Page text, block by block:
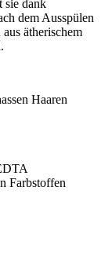
sie dank
dem Ausspülen
ätherischem
Haaren
Farbstoffen